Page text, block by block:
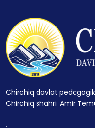
Chirchiq davlat
Chirchiq shahri, Amir
.